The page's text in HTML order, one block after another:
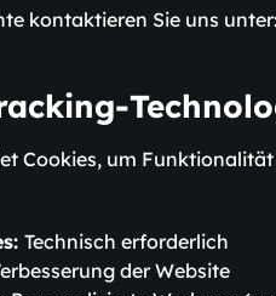
kontaktieren Sie uns unter:
Cookies, um
Technisch erforderlich
der Website